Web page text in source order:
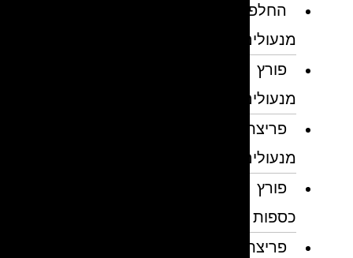
החלפת
מנעולים
פורץ
מנעולים
פריצת
מנעולים
פורץ
כספות
פריצת